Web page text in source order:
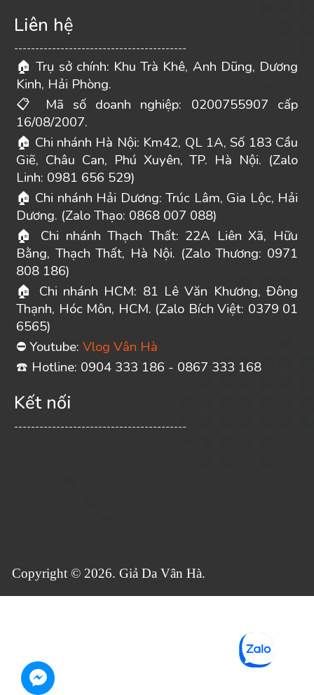
Liên hệ
-----------------------------------------
🏠 Trụ sở chính: Khu Trà Khê, Anh Dũng, Dương
Kinh, Hải Phòng.
📋
Mã số doanh nghiệp: 0200755907 cấp
16/08/2007.
🏠 Chi nhánh Hà Nội: Km42, QL 1A, Số 183 Cầu
Giẽ, Châu Can, Phú Xuyên, TP. Hà Nội. (Zalo
Linh: 0981 656 529)
🏠 Chi nhánh Hải Dương: Trúc Lâm, Gia Lộc, Hải
Dương. (Zalo Thạo: 0868 007 088)
🏠 Chi nhánh Thạch Thất: 22A Liên Xã, Hữu
Bằng, Thạch Thất, Hà Nội. (Zalo Thương: 0971
808 186)
🏠
Chi nhánh HCM: 81 Lê Văn Khương, Đông
Thạnh, Hóc Môn, HCM. (Zalo Bích Việt: 0379 01
6565)
⛔ Youtube: Vlog Vân Hà
☎ ️ Hotline: 0904 333 186 - 0867 333 168
Kết nối
-----------------------------------------
Copyright © 2026. Giả Da Vân Hà.